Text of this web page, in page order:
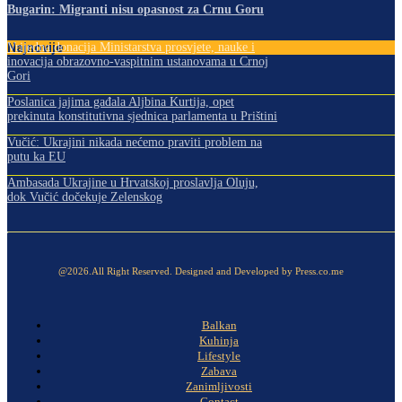
Bugarin: Migranti nisu opasnost za Crnu Goru
Najnovije
Vrijedna donacija Ministarstva prosvjete, nauke i
inovacija obrazovno-vaspitnim ustanovama u Crnoj
Gori
Poslanica jajima gađala Aljbina Kurtija, opet
prekinuta konstitutivna sjednica parlamenta u Prištini
Vučić: Ukrajini nikada nećemo praviti problem na
putu ka EU
Ambasada Ukrajine u Hrvatskoj proslavlja Oluju,
dok Vučić dočekuje Zelenskog
@2026.All Right Reserved. Designed and Developed by Press.co.me
Balkan
Kuhinja
Lifestyle
Zabava
Zanimljivosti